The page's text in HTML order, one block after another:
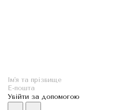
Увійти за допомогою